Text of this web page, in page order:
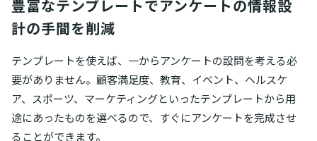
豊富なテンプレートでアンケートの情報設
計の手間を削減
テンプレートを使えば、一からアンケートの設問を考える必
要がありません。顧客満足度、教育、イベント、ヘルスケ
ア、スポーツ、マーケティングといったテンプレートから用
途にあったものを選べるので、すぐにアンケートを完成させ
ることができます。